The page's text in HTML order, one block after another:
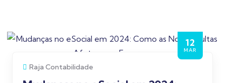
12
MAR
Raja Contabilidade